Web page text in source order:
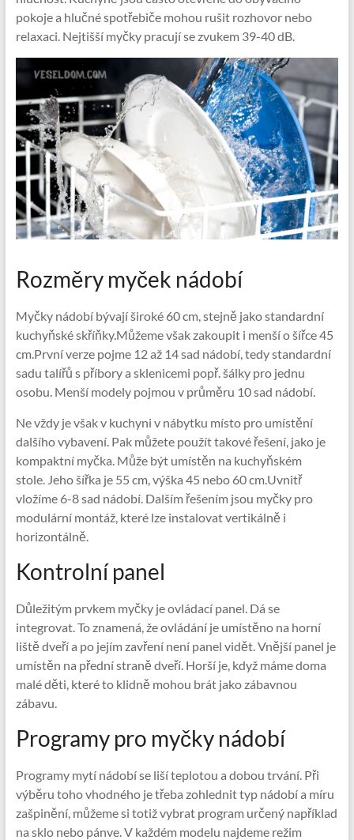
pokoje a hlučné spotřebiče mohou rušit rozhovor nebo
relaxaci. Nejtišší myčky pracují se zvukem 39-40 dB.
Rozměry myček nádobí
Myčky nádobí bývají široké 60 cm, stejně jako standardní
kuchyňské skříňky.Můžeme však zakoupit i menší o šířce 45
cm.První verze pojme 12 až 14 sad nádobí, tedy standardní
sadu talířů s příbory a sklenicemi popř. šálky pro jednu
osobu. Menší modely pojmou v průměru 10 sad nádobí.
Ne vždy je však v kuchyni v nábytku místo pro umístění
dalšího vybavení. Pak můžete použít takové řešení, jako je
kompaktní myčka. Může být umístěn na kuchyňském
stole. Jeho šířka je 55 cm, výška 45 nebo 60 cm.Uvnitř
vložíme 6-8 sad nádobí. Dalším řešením jsou myčky pro
modulární montáž, které lze instalovat vertikálně i
horizontálně.
Kontrolní panel
Důležitým prvkem myčky je ovládací panel. Dá se
integrovat. To znamená, že ovládání je umístěno na horní
liště dveří a po jejím zavření není panel vidět. Vnější panel je
umístěn na přední straně dveří. Horší je, když máme doma
malé děti, které to klidně mohou brát jako zábavnou
zábavu.
Programy pro myčky nádobí
Programy mytí nádobí se liší teplotou a dobou trvání. Při
výběru toho vhodného je třeba zohlednit typ nádobí a míru
zašpinění, můžeme si totiž vybrat program určený například
na sklo nebo pánve. V každém modelu najdeme režim